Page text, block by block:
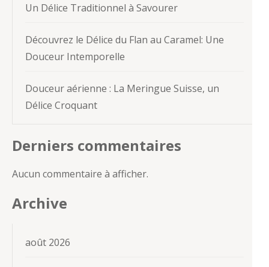
Un Délice Traditionnel à Savourer
Découvrez le Délice du Flan au Caramel: Une
Douceur Intemporelle
Douceur aérienne : La Meringue Suisse, un
Délice Croquant
Derniers commentaires
Aucun commentaire à afficher.
Archive
août 2026